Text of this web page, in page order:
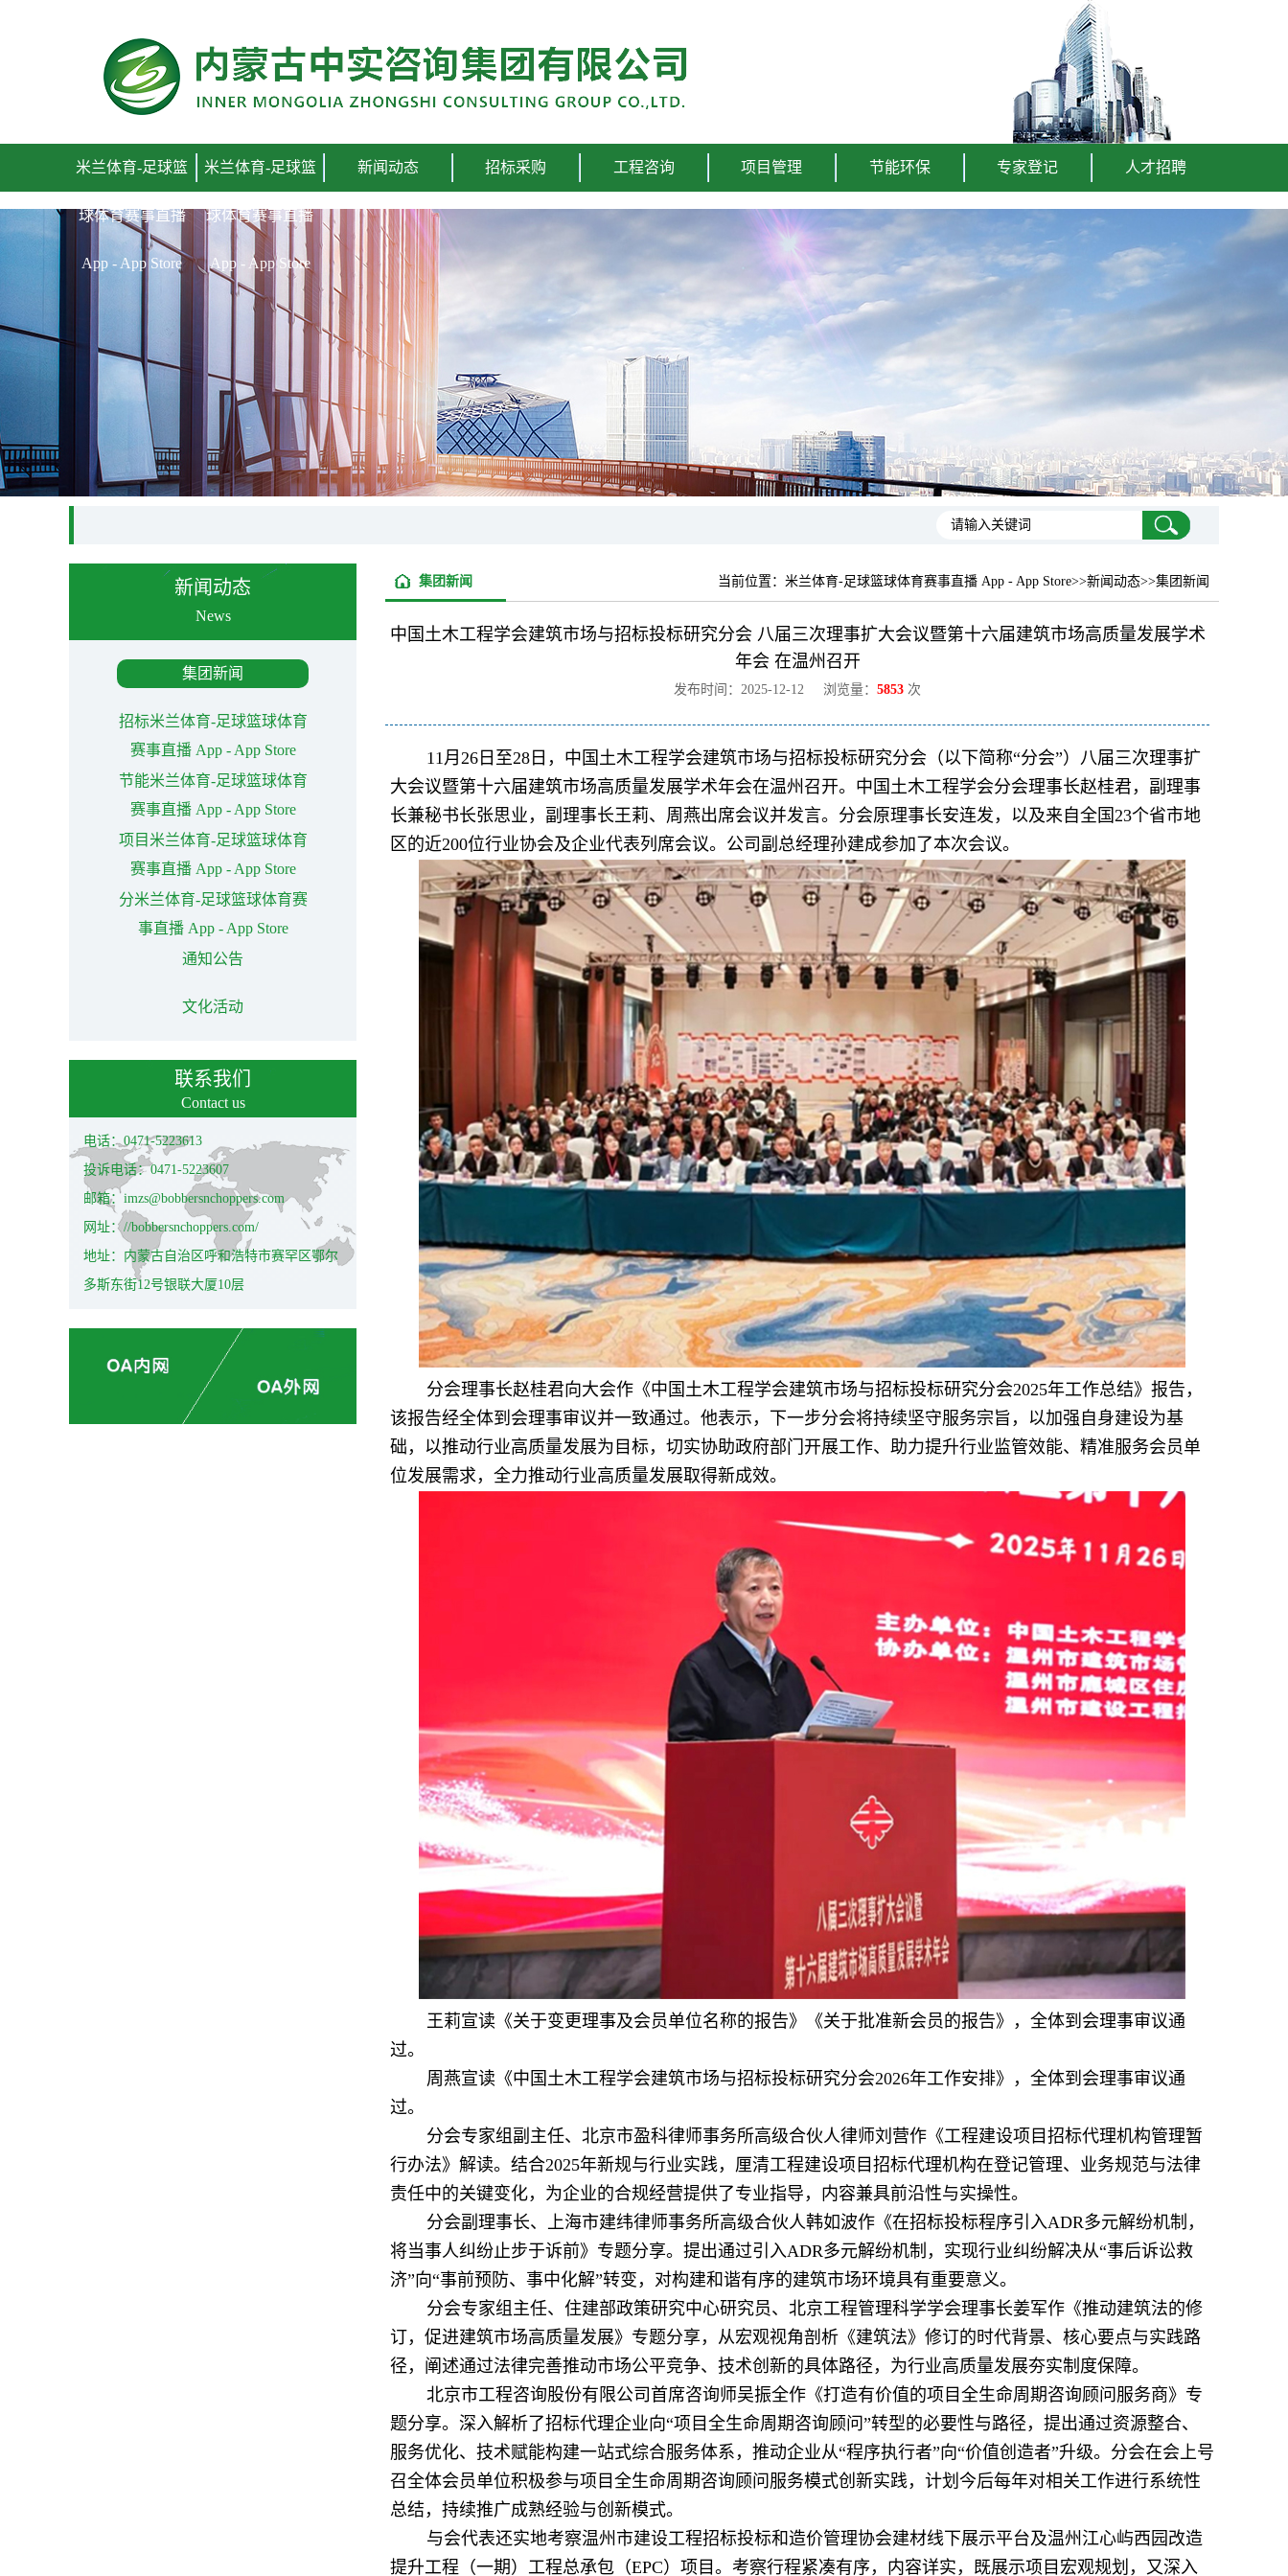
米兰体育-足球篮
球体育赛事直播
App - App Store
米兰体育-足球篮
球体育赛事直播
App - App Store
新闻动态 招标采购 工程咨询 项目管理 节能环保 专家登记 人才招聘
新闻动态
News
集团新闻
招标米兰体育-足球篮球体育
赛事直播 App - App Store
节能米兰体育-足球篮球体育
赛事直播 App - App Store
项目米兰体育-足球篮球体育
赛事直播 App - App Store
分米兰体育-足球篮球体育赛
事直播 App - App Store
通知公告
文化活动
联系我们
Contact us
电话：0471-5223613
投诉电话：0471-5223607
邮箱：imzs@bobbersnchoppers.com
网址：//bobbersnchoppers.com/
地址：内蒙古自治区呼和浩特市赛罕区鄂尔
多斯东街12号银联大厦10层
当前位置： 米兰体育-足球篮球体育赛事直播 App - App Store>>新闻动态>>集团新闻
集团新闻
中国土木工程学会建筑市场与招标投标研究分会 八届三次理事扩大会议暨第十六届建筑市场高质量发展学术
年会 在温州召开
发布时间：2025-12-12 浏览量： 5853 次
11月26日至28日，中国土木工程学会建筑市场与招标投标研究分会（以下简称“分会”）八届三次理事扩
大会议暨第十六届建筑市场高质量发展学术年会在温州召开。中国土木工程学会分会理事长赵桂君，副理事
长兼秘书长张思业，副理事长王莉、周燕出席会议并发言。分会原理事长安连发，以及来自全国23个省市地
区的近200位行业协会及企业代表列席会议。 公司副总经理孙建成参加了本次会议。
分会理事长赵桂君向大会作《中国土木工程学会建筑市场与招标投标研究分会2025年工作总结》报告，
该报告经全体到会理事审议并一致通过。他表示，下一步分会将持续坚守服务宗旨，以加强自身建设为基
础，以推动行业高质量发展为目标，切实协助政府部门开展工作、助力提升行业监管效能、精准服务会员单
位发展需求，全力推动行业高质量发展取得新成效。
王莉宣读《关于变更理事及会员单位名称的报告》《关于批准新会员的报告》，全体到会理事审议通
过。
周燕宣读《中国土木工程学会建筑市场与招标投标研究分会2026年工作安排》，全体到会理事审议通
过。
分会专家组副主任、北京市盈科律师事务所高级合伙人律师刘营作《工程建设项目招标代理机构管理暂
行办法》解读。结合2025年新规与行业实践，厘清工程建设项目招标代理机构在登记管理、业务规范与法律
责任中的关键变化，为企业的合规经营提供了专业指导，内容兼具前沿性与实操性。
分会副理事长、上海市建纬律师事务所高级合伙人韩如波作《在招标投标程序引入ADR多元解纷机制，
将当事人纠纷止步于诉前》专题分享。提出通过引入ADR多元解纷机制，实现行业纠纷解决从“事后诉讼救
济”向“事前预防、事中化解”转变，对构建和谐有序的建筑市场环境具有重要意义。
分会专家组主任、住建部政策研究中心研究员、北京工程管理科学学会理事长姜军作《推动建筑法的修
订，促进建筑市场高质量发展》专题分享，从宏观视角剖析《建筑法》修订的时代背景、核心要点与实践路
径，阐述通过法律完善推动市场公平竞争、技术创新的具体路径，为行业高质量发展夯实制度保障。
北京市工程咨询股份有限公司首席咨询师吴振全作《打造有价值的项目全生命周期咨询顾问服务商》专
题分享。深入解析了招标代理企业向“项目全生命周期咨询顾问”转型的必要性与路径，提出通过资源整合、
服务优化、技术赋能构建一站式综合服务体系，推动企业从“程序执行者”向“价值创造者”升级。分会在会上号
召全体会员单位积极参与项目全生命周期咨询顾问服务模式创新实践，计划今后每年对相关工作进行系统性
总结，持续推广成熟经验与创新模式。
与会代表还实地考察温州市建设工程招标投标和造价管理协会建材线下展示平台及温州江心屿西园改造
提升工程（一期）工程总承包（EPC）项目。考察行程紧凑有序，内容详实，既展示项目宏观规划，又深入